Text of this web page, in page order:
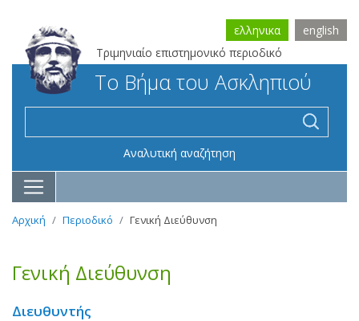
Τριμηνιαίο επιστημονικό περιοδικό
ελληνικα english
Το Βήμα του Ασκληπιού
Αναλυτική αναζήτηση
Αρχική Περιοδικό Γενική Διεύθυνση
Γενική Διεύθυνση
Διευθυντής